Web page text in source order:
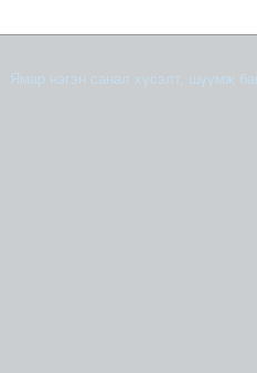
Ямар нэгэн санал хүсэлт, шүүмж